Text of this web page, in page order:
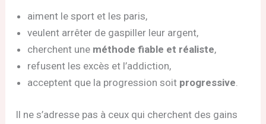
aiment le sport et les paris,
veulent arrêter de gaspiller leur argent,
cherchent une méthode fiable et réaliste,
refusent les excès et l’addiction,
acceptent que la progression soit progressive.
Il ne s’adresse pas à ceux qui cherchent des gains